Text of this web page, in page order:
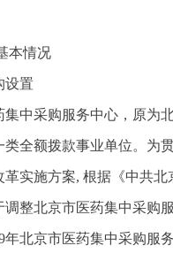
本情况
设置
集中采购服务中心，原为
类全额拨款事业单位。为
革实施方案, 根据《中共
调整北京市医药集中采购
年北京市医药集中采购服